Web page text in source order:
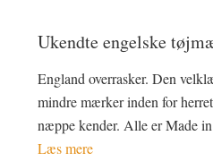
Ukendte engelske
England overrasker. Den
mindre mærker inden for
næppe kender. Alle er Made
Læs mere